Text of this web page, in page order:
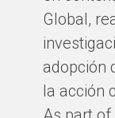
Global,
adopción
la acción